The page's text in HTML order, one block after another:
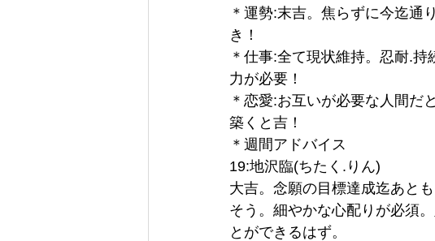
＊運勢:末吉。焦らずに今迄通
き！
＊仕事:全て現状維持。忍耐.
力が必要！
＊恋愛:お互いが必要な人間だ
築くと吉！
＊週間アドバイス
19:地沢臨(ちたく.りん)
大吉。念願の目標達成迄あと
そう。細やかな心配りが必須
とができるはず。